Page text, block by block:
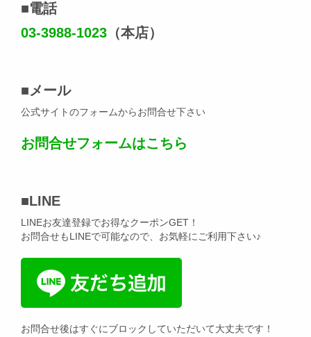
■電話
03-3988-1023 （本店）
■メール
公式サイトのフォームからお問合せ下さい
お問合せフォームはこちら
■LINE
LINEお友達登録でお得なクーポンGET！
お問合せもLINEで可能なので、お気軽にご利用下さい♪
お問合せ後はすぐにブロックしていただいて大丈夫です！